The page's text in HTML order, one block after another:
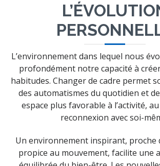
L’environnement dans lequel nous
profondément notre capacité à
habitudes. Changer de cadre permet
des automatismes du quotidien et
espace plus favorable à l’activité,
reconnexion avec soi-
Un environnement inspirant, proche
propice au mouvement, facilite une